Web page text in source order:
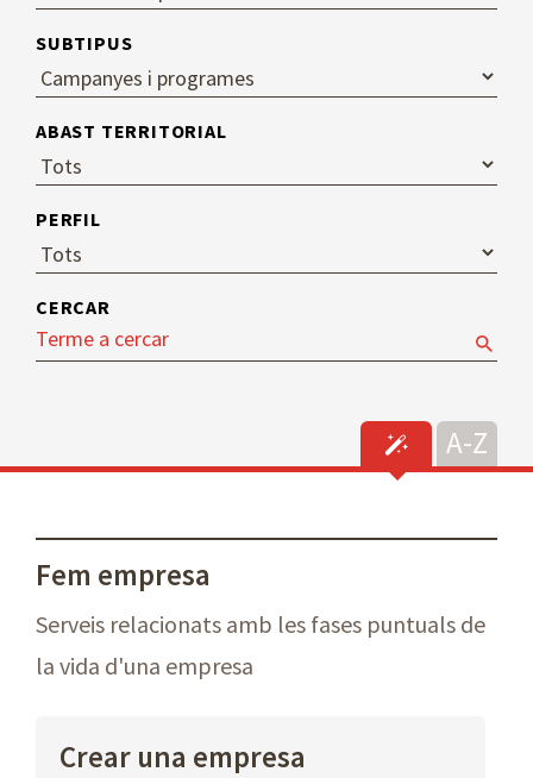
SUBTIPUS
ABAST TERRITORIAL
PERFIL
CERCAR
Fem empresa
Serveis relacionats amb les fases puntuals de
la vida d'una empresa
Crear una empresa